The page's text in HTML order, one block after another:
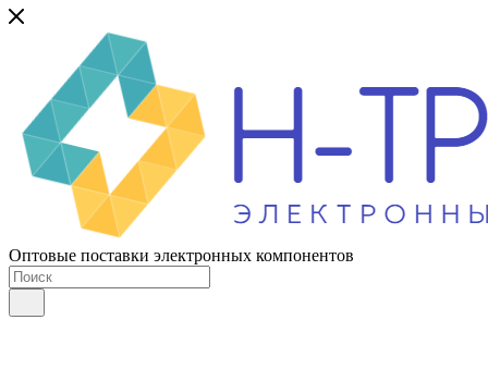
Оптовые поставки электронных компонентов